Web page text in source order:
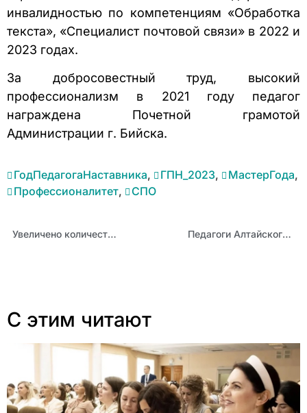
инвалидностью по компетенциям «Обработка
текста», «Специалист почтовой связи» в 2022 и
2023 годах.
За добросовестный труд, высокий
профессионализм в 2021 году педагог
награждена Почетной грамотой
Администрации г. Бийска.
ГодПедагогаНаставника, ГПН_2023, МастерГода,
Профессионалитет, СПО
Увеличено количество учебных часов по предметной области «Русский язык и литература» Педагоги Алтайского края прошли обучение по ведению госпабликов
С этим читают